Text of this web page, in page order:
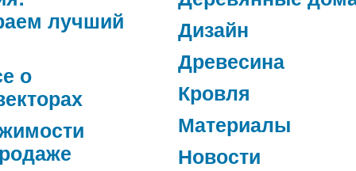
лучший
о
Дизайн
Древесина
Кровля
Материалы
Новости